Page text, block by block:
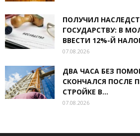
ПОЛУЧИЛ
ГОСУДАРСТВУ: В
ВВЕСТИ 12%-Й
07.08.2026
ДВА ЧАСА БЕЗ
СКОНЧАЛСЯ ПОСЛЕ
СТРОЙКЕ В...
07.08.2026